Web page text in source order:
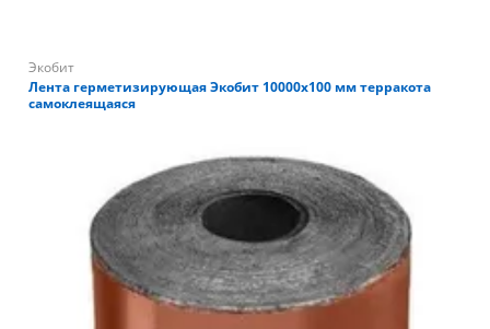
Экобит
Лента герметизирующая Экобит 10000х100 мм терракота
самоклеящаяся